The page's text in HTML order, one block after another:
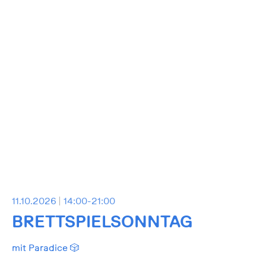
11.10.2026 14:00-21:00
BRETTSPIELSONNTAG
mit Paradice 🎲